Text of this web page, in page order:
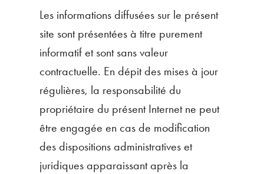
Les informations diffusées sur le présent
site sont présentées à titre purement
informatif et sont sans valeur
contractuelle. En dépit des mises à jour
régulières, la responsabilité du
propriétaire du présent Internet ne peut
être engagée en cas de modification
des dispositions administratives et
juridiques apparaissant après la